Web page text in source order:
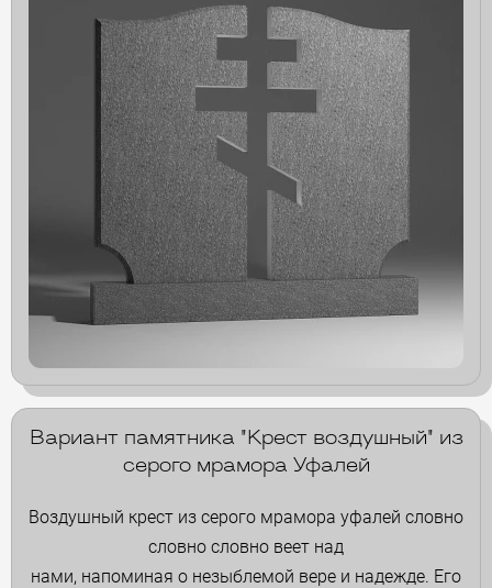
Вариант памятника "Крест воздушный" из
серого мрамора Уфалей
Воздушный крест из серого мрамора уфалей словно
словно словно веет над
нами, напоминая о незыблемой вере и надежде. Его